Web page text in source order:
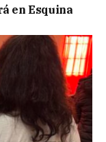
en Esquina